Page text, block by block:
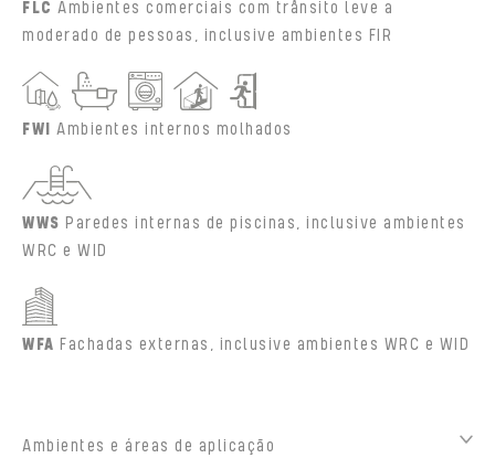
FLC Ambientes comerciais com trânsito leve a
moderado de pessoas, inclusive ambientes FIR
FWI Ambientes internos molhados
WWS Paredes internas de piscinas, inclusive ambientes
WRC e WID
WFA Fachadas externas, inclusive ambientes WRC e WID
Ambientes e áreas de aplicação